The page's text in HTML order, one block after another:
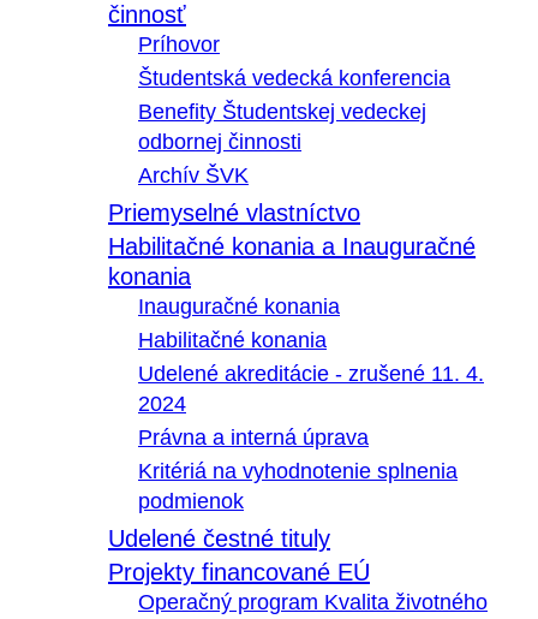
činnosť
Príhovor
Študentská vedecká konferencia
Benefity Študentskej vedeckej
odbornej činnosti
Archív ŠVK
Priemyselné vlastníctvo
Habilitačné konania a Inauguračné
konania
Inauguračné konania
Habilitačné konania
Udelené akreditácie - zrušené 11. 4.
2024
Právna a interná úprava
Kritériá na vyhodnotenie splnenia
podmienok
Udelené čestné tituly
Projekty financované EÚ
Operačný program Kvalita životného